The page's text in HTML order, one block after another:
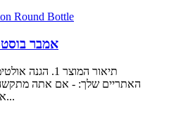
אמבר
תיאור המוצר 1.
האתריים שלך: - אם אתה
אתריים בבוט מגן...